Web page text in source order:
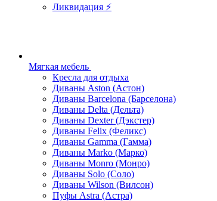
Ликвидация ⚡
Мягкая мебель
Кресла для отдыха
Диваны Aston (Астон)
Диваны Barcelona (Барселона)
Диваны Delta (Дельта)
Диваны Dexter (Дэкстер)
Диваны Felix (Феликс)
Диваны Gamma (Гамма)
Диваны Marko (Марко)
Диваны Monro (Монро)
Диваны Solo (Соло)
Диваны Wilson (Вилсон)
Пуфы Astra (Астра)